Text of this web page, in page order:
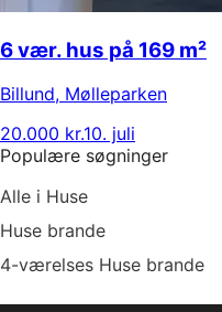
6 vær. hus på 169 m²
Billund, Mølleparken
20.000 kr.10. juli
Populære søgninger
Alle i Huse
Huse brande
4-værelses Huse brande